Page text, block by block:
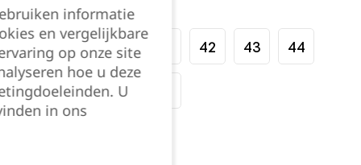
Maat:
38 39 40 42 43 44
45 46 47
informatie
en vergelijkbare
op onze site
hoe u deze
U
in ons